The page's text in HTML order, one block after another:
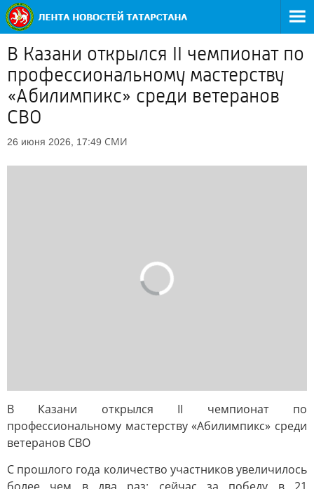
В Казани открылся II чемпионат по
профессиональному мастерству
«Абилимпикс» среди ветеранов
СВО
26 июня 2026, 17:49 СМИ
В Казани открылся II чемпионат по
профессиональному мастерству «Абилимпикс» среди
ветеранов СВО
С прошлого года количество участников увеличилось